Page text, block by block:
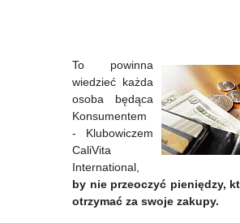
To powinna
wiedzieć każda
osoba będąca
Konsumentem
- Klubowiczem
CaliVita
International,
by nie przeoczyć pieniędzy,
otrzymać za swoje zakupy.